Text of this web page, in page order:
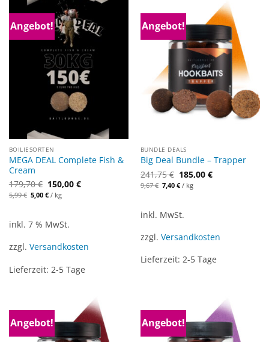
Angebot!
BOILIESORTEN
MEGA DEAL Complete Fish &
Cream
179,70€ Ursprünglicher
Preis
war:
150,00 €Aktueller
5,99€ 5,00€ / kg
inkl. 7 % MwSt.
zzgl. Versandkosten
Lieferzeit: 2-5 Tage
Angebot!
BUNDLE DEALS
Big Deal Bundle – Trapper
241,75€ 185,00 €
9,67€ Ursprünglicher
Preis
7,40€Aktueller
Preis
/ kg
inkl. MwSt.
zzgl. Versandkosten
Lieferzeit: 2-5 Tage
Angebot! Angebot!